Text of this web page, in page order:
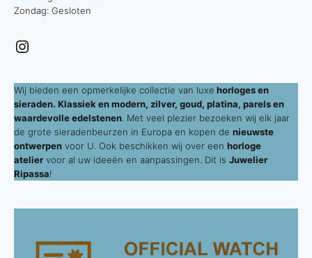
Zondag: Gesloten
Instagram
Wij bieden een opmerkelijke collectie van luxe horloges en
sieraden. Klassiek en modern, zilver, goud, platina, parels en
waardevolle edelstenen . Met veel plezier bezoeken wij elk jaar
de grote sieradenbeurzen in Europa en kopen de nieuwste
ontwerpen voor U. Ook beschikken wij over een horloge
atelier voor al uw ideeën en aanpassingen. Dit is Juwelier
Ripassa!